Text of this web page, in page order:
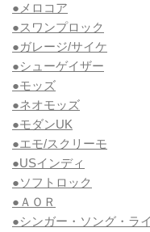
●メロコア
●スワンプロック
●ガレージ/サイケ
●シューゲイザー
●モッズ
●ネオモッズ
●モダンUK
●エモ/スクリーモ
●USインディ
●ソフトロック
●ＡＯＲ
●シンガー・ソング・ラ